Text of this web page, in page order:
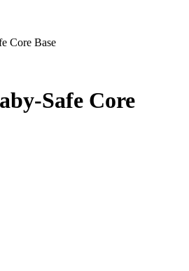
Core Base
Safe Core